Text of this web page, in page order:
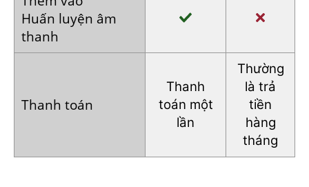
Huấn luyện âm
thanh
Thanh toán
Thanh
toán một
lần
Thường
là trả
tiền
hàng
tháng